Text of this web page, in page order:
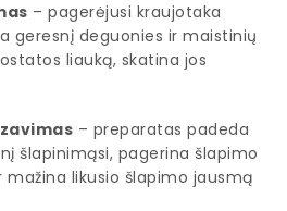
– pagerėjusi kraujotaka
geresnį deguonies ir maistinių
liauką, skatina jos
– preparatas padeda
šlapinimąsi, pagerina šlapimo
likusio šlapimo jausmą